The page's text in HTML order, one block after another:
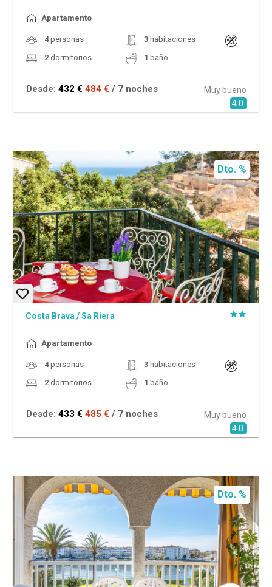
Apartamento
4personas 3habitaciones
2dormitorios 1 baño
Desde: 432 € 484 € / 7 noches
Muy bueno
4.0
Dto. %
Costa Brava /Sa Riera
Apartamento
4personas 3habitaciones
2dormitorios 1 baño
Desde: 433 € 485 € / 7 noches
Muy bueno
4.0
Dto. %